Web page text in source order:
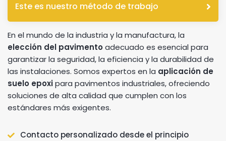
Este es nuestro método de trabajo
En el mundo de la industria y la manufactura, la
elección del pavimentoadecuado es esencial para
garantizar la seguridad, la eficiencia y la durabilidad de
las instalaciones. Somos expertos en la aplicación de
suelo epoxipara pavimentos industriales, ofreciendo
soluciones de alta calidad que cumplen con los
estándares más exigentes.
Contacto personalizado desde el principio